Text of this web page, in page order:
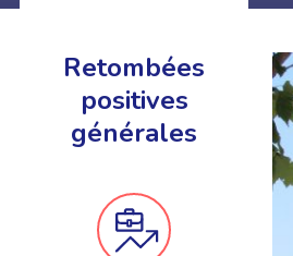
Retombées
positives
générales